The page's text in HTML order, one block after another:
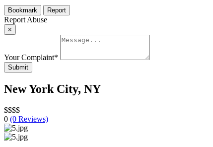
Bookmark Report
Report Abuse
×
Your Complaint*
Submit
New York City, NY
$$$$
0 (0 Reviews)